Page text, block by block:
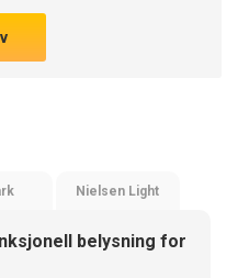
Nielsen Light
belysning for